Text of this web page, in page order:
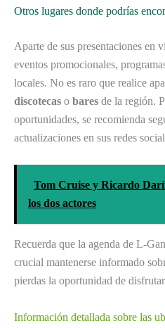
Otros lugares donde podrías
Aparte de sus presentaciones en
eventos promocionales,
locales. No es raro que realice
discotecas o bares de la región.
oportunidades, se recomienda
actualizaciones en sus redes
Tom Cruise y Ricardo
los dos actores
Recuerda que la agenda de L-
crucial mantenerse informado
pierdas la oportunidad de
Información detallada sobre las